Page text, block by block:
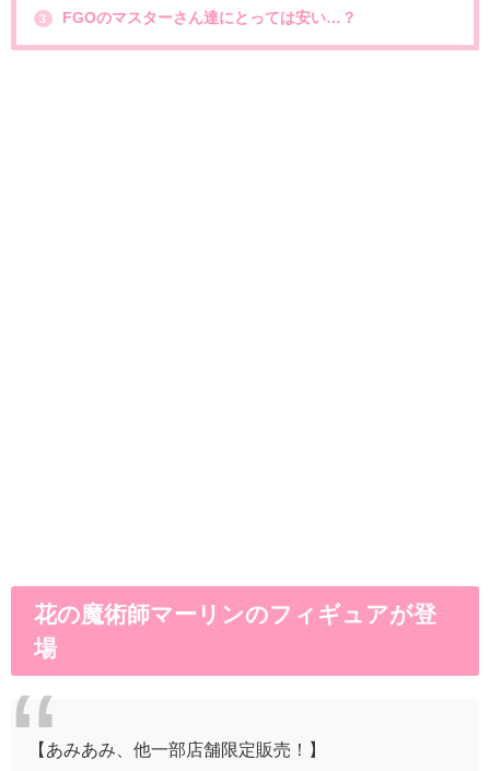
3 FGOのマスターさん達にとっては安い…？
花の魔術師マーリンのフィギュアが登
場
【あみあみ、他一部店舗限定販売！】